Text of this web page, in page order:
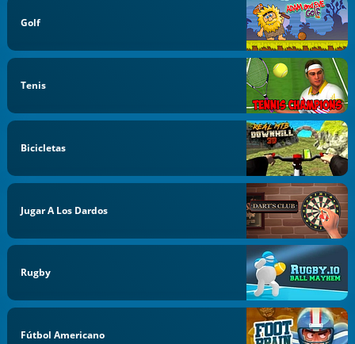
Golf
Tenis
Bicicletas
Jugar A Los Dardos
Rugby
Fútbol Americano